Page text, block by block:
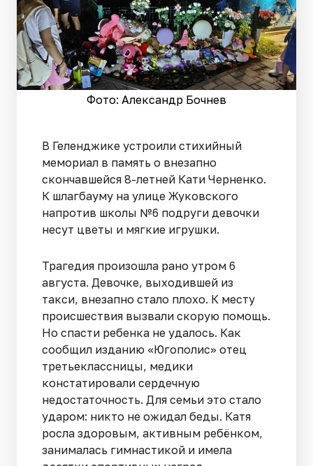
Фото: Александр Бочнев
В Геленджике устроили стихийный
мемориал в память о внезапно
скончавшейся 8-летней Кати Черненко.
К шлагбауму на улице Жуковского
напротив школы №6 подруги девочки
несут цветы и мягкие игрушки.
Трагедия произошла рано утром 6
августа. Девочке, выходившей из
такси, внезапно стало плохо. К месту
происшествия вызвали скорую помощь.
Но спасти ребенка не удалось. Как
сообщил изданию «Югополис» отец
третьеклассницы, медики
констатировали сердечную
недостаточность. Для семьи это стало
ударом: никто не ожидал беды. Катя
росла здоровым, активным ребёнком,
занималась гимнастикой и имела